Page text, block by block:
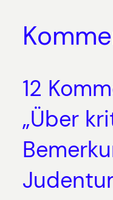
12
„Über